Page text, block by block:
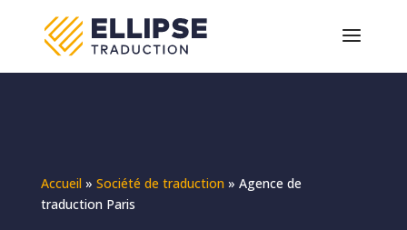
Accueil» Société de traduction» Agence de
traduction Paris